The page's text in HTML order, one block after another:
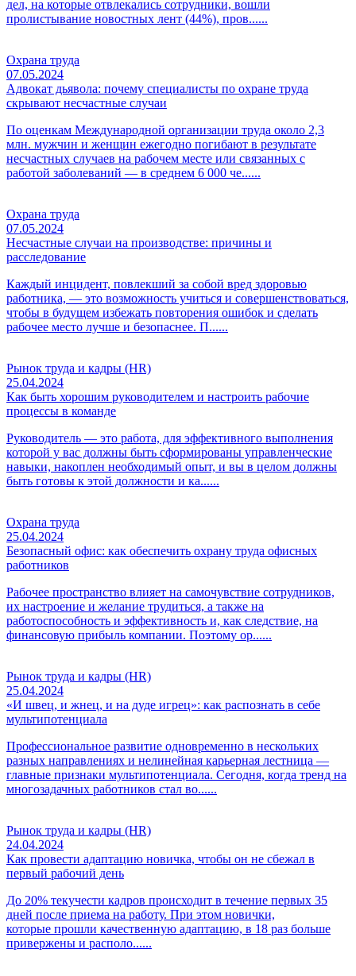
дел, на которые отвлекались сотрудники, вошли
пролистывание новостных лент (44%), пров......
Охрана труда
07.05.2024
Адвокат дьявола: почему специалисты по охране труда
скрывают несчастные случаи
По оценкам Международной организации труда около 2,3
млн. мужчин и женщин ежегодно погибают в результате
несчастных случаев на рабочем месте или связанных с
работой заболеваний — в среднем 6 000 че......
Охрана труда
07.05.2024
Несчастные случаи на производстве: причины и
расследование
Каждый инцидент, повлекший за собой вред здоровью
работника, — это возможность учиться и совершенствоваться,
чтобы в будущем избежать повторения ошибок и сделать
рабочее место лучше и безопаснее. П......
Рынок труда и кадры (HR)
25.04.2024
Как быть хорошим руководителем и настроить рабочие
процессы в команде
Руководитель — это работа, для эффективного выполнения
которой у вас должны быть сформированы управленческие
навыки, накоплен необходимый опыт, и вы в целом должны
быть готовы к этой должности и ка......
Охрана труда
25.04.2024
Безопасный офис: как обеспечить охрану труда офисных
работников
Рабочее пространство влияет на самочувствие сотрудников,
их настроение и желание трудиться, а также на
работоспособность и эффективность и, как следствие, на
финансовую прибыль компании. Поэтому ор......
Рынок труда и кадры (HR)
25.04.2024
«И швец, и жнец, и на дуде игрец»: как распознать в себе
мультипотенциала
Профессиональное развитие одновременно в нескольких
разных направлениях и нелинейная карьерная лестница —
главные признаки мультипотенциала. Сегодня, когда тренд на
многозадачных работников стал во......
Рынок труда и кадры (HR)
24.04.2024
Как провести адаптацию новичка, чтобы он не сбежал в
первый рабочий день
До 20% текучести кадров происходит в течение первых 35
дней после приема на работу. При этом новички,
которые прошли качественную адаптацию, в 18 раз больше
привержены и располо......